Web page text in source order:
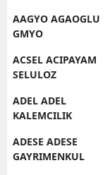
AAGYO AGAOGLU
GMYO
ACSEL ACIPAYAM
SELULOZ
ADEL ADEL
KALEMCILIK
ADESE ADESE
GAYRIMENKUL